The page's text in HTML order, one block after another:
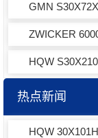
GMN
ZWICKER
HQW
热点新闻
HQW